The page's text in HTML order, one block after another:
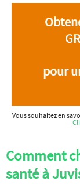
pour
Vous souhaitez en
Comment
santé à